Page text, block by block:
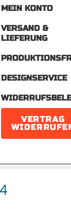
MEIN KONTO
VERSAND &
LIEFERUNG
DESIGNSERVICE
VERTRAG